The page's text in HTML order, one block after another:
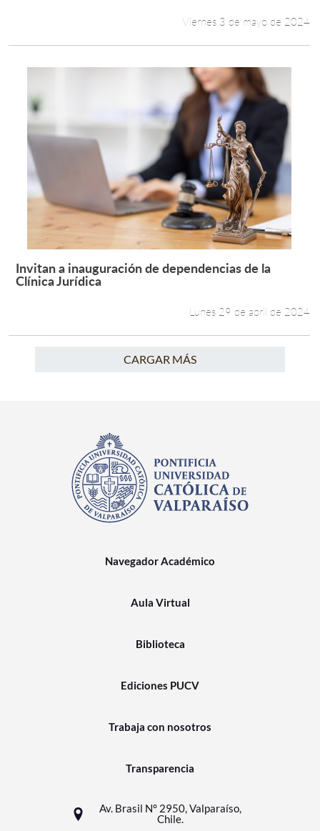
Viernes 3 de mayo de 2024
Leer más +
Invitan a inauguración de dependencias de la
Clínica Jurídica
Lunes 29 de abril de 2024
CARGAR MÁS
Navegador Académico
Aula Virtual
Biblioteca
Ediciones PUCV
Trabaja con nosotros
Transparencia
Av. Brasil N° 2950, Valparaíso,
Chile.